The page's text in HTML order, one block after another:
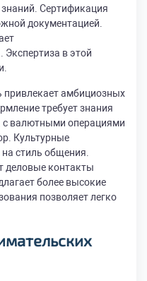
Сертификация
документацией.
Экспертиза в этой
привлекает амбициозных
требует знания
с валютными операциями
Культурные
стиль общения.
деловые контакты
более высокие
позволяет легко